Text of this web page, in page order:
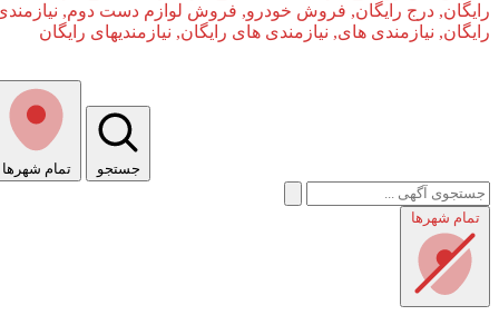
صفحه اصلی
رایگان, درج رایگان, فروش خودرو, فروش لوازم دست دوم, نیازمندی
رایگان, نیازمندی های, نیازمندی‌ های رایگان, نیازمندیهای رایگان
تمام شهر‌ها جستجو
تمام شهر‌ها